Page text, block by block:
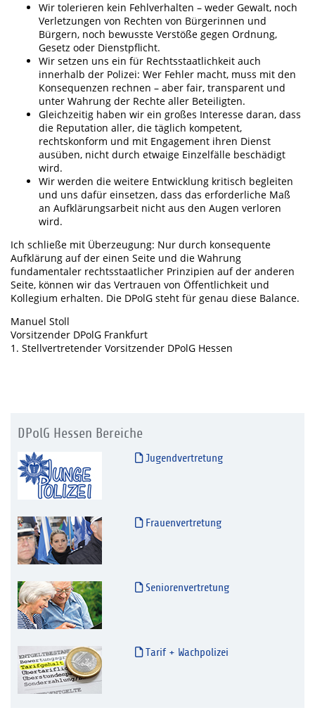
Wir tolerieren kein Fehlverhalten – weder Gewalt, noch
Verletzungen von Rechten von Bürgerinnen und
Bürgern, noch bewusste Verstöße gegen Ordnung,
Gesetz oder Dienstpflicht.
Wir setzen uns ein für Rechtsstaatlichkeit auch
innerhalb der Polizei: Wer Fehler macht, muss mit den
Konsequenzen rechnen – aber fair, transparent und
unter Wahrung der Rechte aller Beteiligten.
Gleichzeitig haben wir ein großes Interesse daran, dass
die Reputation aller, die täglich kompetent,
rechtskonform und mit Engagement ihren Dienst
ausüben, nicht durch etwaige Einzelfälle beschädigt
wird.
Wir werden die weitere Entwicklung kritisch begleiten
und uns dafür einsetzen, dass das erforderliche Maß
an Aufklärungsarbeit nicht aus den Augen verloren
wird.
Ich schließe mit Überzeugung: Nur durch konsequente
Aufklärung auf der einen Seite und die Wahrung
fundamentaler rechtsstaatlicher Prinzipien auf der anderen
Seite, können wir das Vertrauen von Öffentlichkeit und
Kollegium erhalten. Die DPolG steht für genau diese Balance.
Manuel Stoll
Vorsitzender DPolG Frankfurt
1. Stellvertretender Vorsitzender DPolG Hessen
DPolG Hessen Bereiche
Jugendvertretung
Frauenvertretung
Seniorenvertretung
Tarif + Wachpolizei